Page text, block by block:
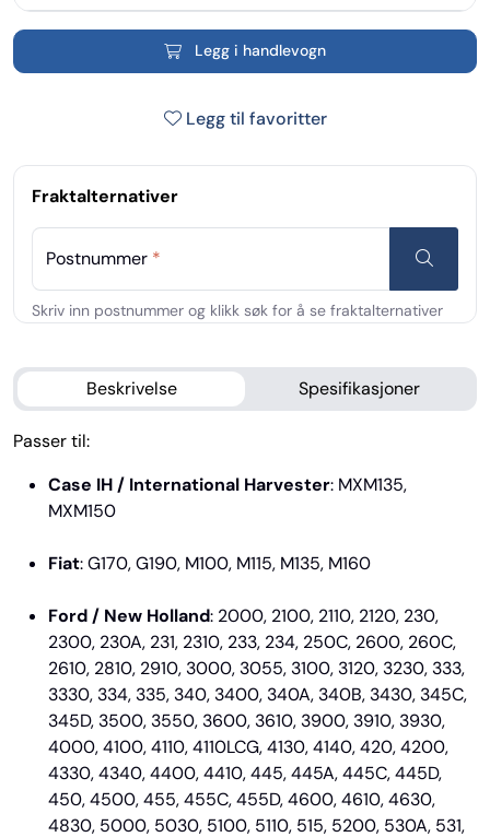
Legg i handlevogn
Legg til favoritter
Fraktalternativer
Postnummer *
Beskrivelse Spesifikasjoner
Passer til:
Case IH / International Harvester: MXM135,
MXM150
Fiat: G170, G190, M100, M115, M135, M160
Ford / New Holland: 2000, 2100, 2110, 2120, 230,
2300, 230A, 231, 2310, 233, 234, 250C, 2600, 260C,
2610, 2810, 2910, 3000, 3055, 3100, 3120, 3230, 333,
3330, 334, 335, 340, 3400, 340A, 340B, 3430, 345C,
345D, 3500, 3550, 3600, 3610, 3900, 3910, 3930,
4000, 4100, 4110, 4110LCG, 4130, 4140, 420, 4200,
4330, 4340, 4400, 4410, 445, 445A, 445C, 445D,
450, 4500, 455, 455C, 455D, 4600, 4610, 4630,
4830, 5000, 5030, 5100, 5110, 515, 5200, 530A, 531,